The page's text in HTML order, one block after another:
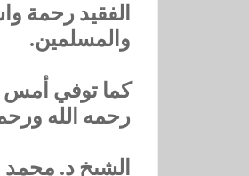
الفقيد رحمة
والمسلمين.
‏كما توفي أمس
رحمه الله ورحم
‏الشيخ د. محمد